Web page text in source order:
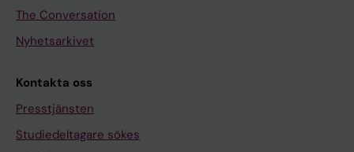
The Conversation
Nyhetsarkivet
Kontakta oss
Presstjänsten
Studiedeltagare sökes